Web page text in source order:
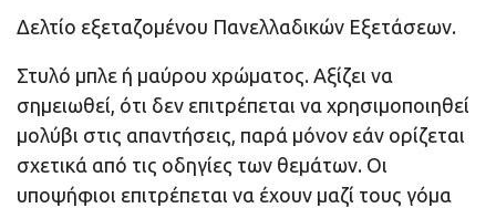
Δελτίο εξεταζομένου Πανελλαδικών Εξετάσεων.
Στυλό μπλε ή μαύρου χρώματος. Αξίζει να
σημειωθεί, ότι δεν επιτρέπεται να χρησιμοποιηθεί
μολύβι στις απαντήσεις, παρά μόνον εάν ορίζεται
σχετικά από τις οδηγίες των θεμάτων. Οι
υποψήφιοι επιτρέπεται να έχουν μαζί τους γόμα